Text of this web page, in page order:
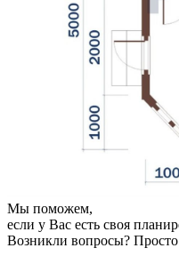
Мы поможем,
если у Вас есть своя
Возникли вопросы?